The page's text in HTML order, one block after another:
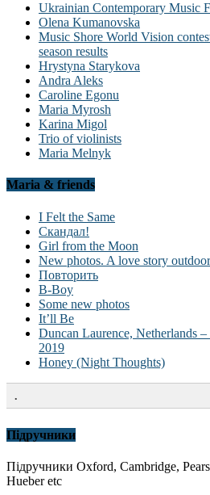
Ukrainian Contemporary Music
Olena Kumanovska
Music Shore World Vision
season results
Hrystyna Starykova
Andra Aleks
Caroline Egonu
Maria Myrosh
Karina Migol
Trio of violinists
Maria Melnyk
Maria & friends
I Felt the Same
Скандал!
Girl from the Moon
New photos. A love story outdoor
Повторить
B-Boy
Some new photos
It’ll Be
Duncan Laurence, Netherlands
2019
Honey (Night Thoughts)
.
Підручники
Підручники Oxford, Cambridge,
Hueber etc